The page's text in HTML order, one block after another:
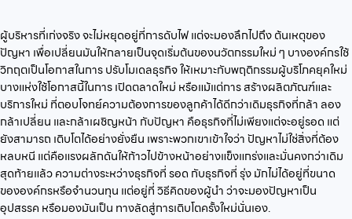
ผู้บริหารที่เก่งจริง จะไม่หยุดอยู่ที่การดับไฟ แต่จะมองลึกไปถึง ต้นเหตุของ
ปัญหา เพื่อเปลี่ยนมันให้กลายเป็นจุดเริ่มต้นของนวัตกรรมใหม่ ๆ บางองค์กรใช้
วิกฤตเป็นโอกาสในการ ปรับโมเดลธุรกิจ ให้เหมาะกับพฤติกรรมผู้บริโภคยุคใหม่
บางแห่งใช้โอกาสนี้ในการ เปิดตลาดใหม่ หรือแม้แต่การ สร้างผลิตภัณฑ์และ
บริการใหม่ ที่ตอบโจทย์ความต้องการของลูกค้าได้ดีกว่าเดิมธุรกิจที่กล้า ลอง
กล้าเปลี่ยน และกล้าเผชิญหน้า กับปัญหา คือธุรกิจที่ไม่เพียงแต่จะอยู่รอด แต่
ยังสามารถ เติบโตได้อย่างยั่งยืน เพราะพวกเขาเข้าใจว่า ปัญหาไม่ใช่สิ่งที่ต้อง
หลบหนี แต่คือแรงผลักดันให้ก้าวไปข้างหน้าอย่างแข็งแกร่งและมั่นคงกว่าเดิม
สุดท้ายแล้ว ความต่างระหว่างธุรกิจที่ รอด กับธุรกิจที่ รุ่ง มักไม่ได้อยู่ที่ขนาด
ขององค์กรหรือจำนวนทุน แต่อยู่ที่ วิธีคิดของผู้นำ ว่าจะมองปัญหาเป็น
อุปสรรค หรือมองมันเป็น ทางลัดสู่การเติบโตครั้งใหม่นั่นเอง.